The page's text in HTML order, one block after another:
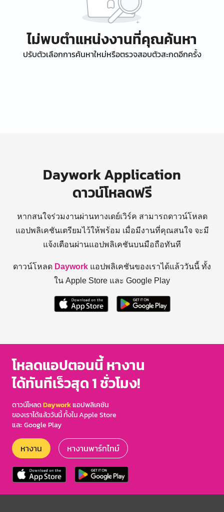
ไม่พบตำแหน่งงานที่คุณค้นหา
ปรับตัวเลือกการค้นหาใหม่หรือตรวจสอบตัวสะกดอีกครั้ง
Daywork Application
ดาวน์โหลดฟรี
หากสนใจร่วมงานผ่านทางเดย์เวิร์ค สามารถดาวน์โหลด
แอปพลิเคชันเตรียมไว้ให้พร้อม เมื่อมีงานที่คุณสนใจ จะมี
แจ้งเตือนผ่านแอปพลิเคชันบนมือถือทันที
ดาวน์โหลด Daywork แอปพลิเคชันของเราได้แล้ววันนี้ ทั้ง
ใน Apple Store และ Google Play
โหลดแอปตอนนี้ หางาน
ได้ทันทีเร็วสุด 1 ชั่วโมง!
ดาวน์โหลดDayworkแอปพลิเคชัน
ของเราได้แล้ววันนี้ ทั้งใน Apple Store
และ Google Play
หางาน หางานพาร์ทไทม์